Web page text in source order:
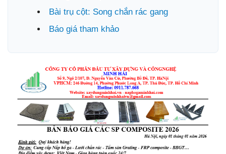
Bài trụ cột: Song chắn rác gang
Báo giá tham khảo